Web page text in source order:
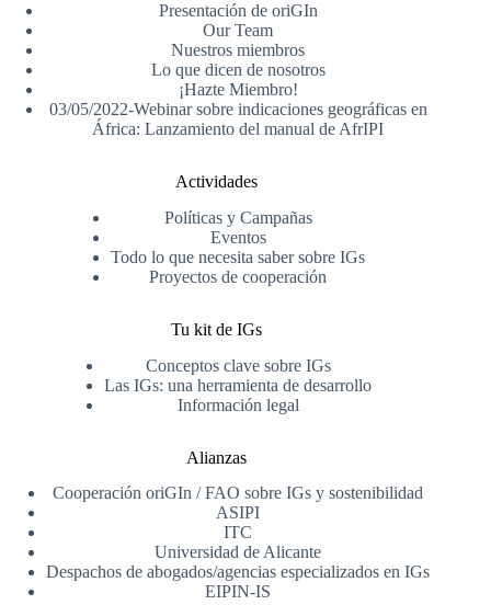
Presentación de oriGIn
Our Team
Nuestros miembros
Lo que dicen de nosotros
¡Hazte Miembro!
03/05/2022-Webinar sobre indicaciones geográficas en
África: Lanzamiento del manual de AfrIPI
Actividades
Políticas y Campañas
Eventos
Todo lo que necesita saber sobre IGs
Proyectos de cooperación
Tu kit de IGs
Conceptos clave sobre IGs
Las IGs: una herramienta de desarrollo
Información legal
Alianzas
Cooperación oriGIn / FAO sobre IGs y sostenibilidad
ASIPI
ITC
Universidad de Alicante
Despachos de abogados/agencias especializados en IGs
EIPIN-IS